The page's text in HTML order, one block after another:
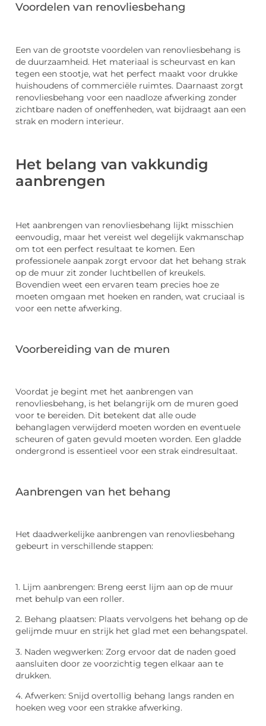
Voordelen van renovliesbehang
Een van de grootste voordelen van renovliesbehang is
de duurzaamheid. Het materiaal is scheurvast en kan
tegen een stootje, wat het perfect maakt voor drukke
huishoudens of commerciële ruimtes. Daarnaast zorgt
renovliesbehang voor een naadloze afwerking zonder
zichtbare naden of oneffenheden, wat bijdraagt aan een
strak en modern interieur.
Het belang van vakkundig
aanbrengen
Het aanbrengen van renovliesbehang lijkt misschien
eenvoudig, maar het vereist wel degelijk vakmanschap
om tot een perfect resultaat te komen. Een
professionele aanpak zorgt ervoor dat het behang strak
op de muur zit zonder luchtbellen of kreukels.
Bovendien weet een ervaren team precies hoe ze
moeten omgaan met hoeken en randen, wat cruciaal is
voor een nette afwerking.
Voorbereiding van de muren
Voordat je begint met het aanbrengen van
renovliesbehang, is het belangrijk om de muren goed
voor te bereiden. Dit betekent dat alle oude
behanglagen verwijderd moeten worden en eventuele
scheuren of gaten gevuld moeten worden. Een gladde
ondergrond is essentieel voor een strak eindresultaat.
Aanbrengen van het behang
Het daadwerkelijke aanbrengen van renovliesbehang
gebeurt in verschillende stappen:
1. Lijm aanbrengen: Breng eerst lijm aan op de muur
met behulp van een roller.
2. Behang plaatsen: Plaats vervolgens het behang op de
gelijmde muur en strijk het glad met een behangspatel.
3. Naden wegwerken: Zorg ervoor dat de naden goed
aansluiten door ze voorzichtig tegen elkaar aan te
drukken.
4. Afwerken: Snijd overtollig behang langs randen en
hoeken weg voor een strakke afwerking.